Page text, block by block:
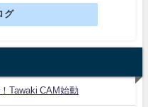
グ
Tawaki CAM始動